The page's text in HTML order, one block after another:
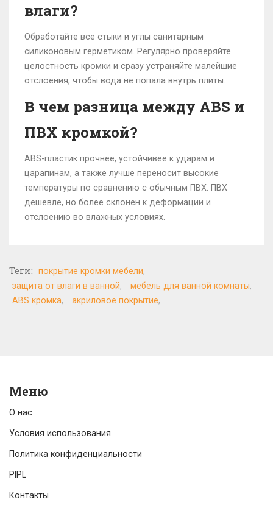
влаги?
Обработайте все стыки и углы санитарным
силиконовым герметиком. Регулярно проверяйте
целостность кромки и сразу устраняйте малейшие
отслоения, чтобы вода не попала внутрь плиты.
В чем разница между ABS и
ПВХ кромкой?
ABS-пластик прочнее, устойчивее к ударам и
царапинам, а также лучше переносит высокие
температуры по сравнению с обычным ПВХ. ПВХ
дешевле, но более склонен к деформации и
отслоению во влажных условиях.
Теги:
покрытие кромки мебели
защита от влаги в ванной
мебель для ванной комнаты
ABS кромка
акриловое покрытие
Меню
О нас
Условия использования
Политика конфиденциальности
PIPL
Контакты